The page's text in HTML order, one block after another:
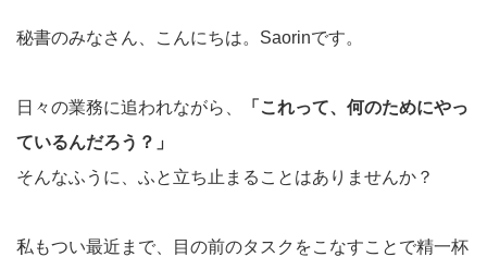
秘書のみなさん、こんにちは。Saorinです。
日々の業務に追われながら、
「これって、何のためにやっ
ているんだろう？」
そんなふうに、ふと立ち止まることはありませんか？
私もつい最近まで、目の前のタスクをこなすことで精一杯